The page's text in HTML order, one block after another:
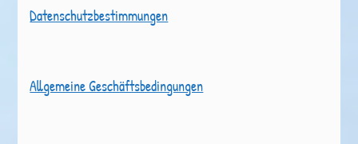
Datenschutzbestimmungen
Allgemeine Geschäftsbedingungen